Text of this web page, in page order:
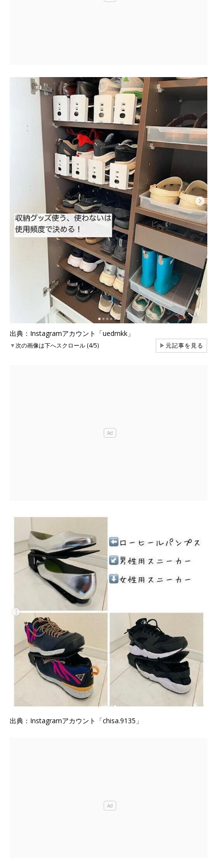
出典：Instagramアカウント「uedmkk」
▼次の画像は下へスクロール (4/5) ▶元記事を見る
出典：Instagramアカウント「chisa.9135」